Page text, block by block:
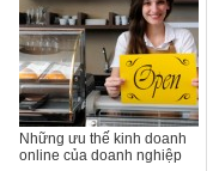
Những ưu thế kinh doanh
online của doanh nghiệp